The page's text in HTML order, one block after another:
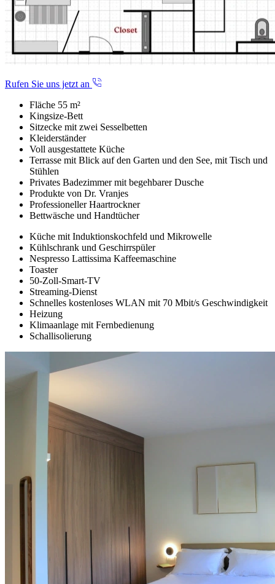
Rufen Sie uns jetzt an
Fläche 55 m²
Kingsize-Bett
Sitzecke mit zwei Sesselbetten
Kleiderständer
Voll ausgestattete Küche
Terrasse mit Blick auf den Garten und den See, mit Tisch und
Stühlen
Privates Badezimmer mit begehbarer Dusche
Produkte von Dr. Vranjes
Professioneller Haartrockner
Bettwäsche und Handtücher
Küche mit Induktionskochfeld und Mikrowelle
Kühlschrank und Geschirrspüler
Nespresso Lattissima Kaffeemaschine
Toaster
50-Zoll-Smart-TV
Streaming-Dienst
Schnelles kostenloses WLAN mit 70 Mbit/s Geschwindigkeit
Heizung
Klimaanlage mit Fernbedienung
Schallisolierung